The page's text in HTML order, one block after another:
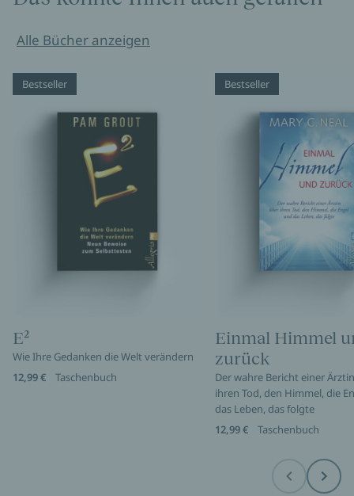
Alle Bücher anzeigen
Bestseller
E²
Wie Ihre Gedanken die Welt verändern
12,99 €
Taschenbuch
Bestseller
Einmal Himmel
zurück
Der wahre Bericht einer
ihren Tod, den Himmel, die
das Leben, das folgte
12,99 €
Taschenbuch
Before Next